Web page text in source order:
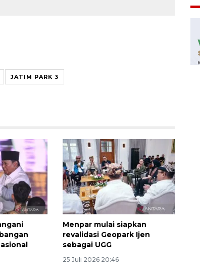
JATIM PARK 3
Menpar mulai siapkan
revalidasi Geopark Ijen
sebagai UGG
25 Juli 2026 20:46